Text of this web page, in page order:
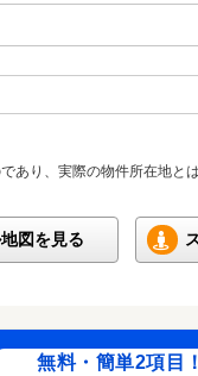
り、実際の物件所在地と
図を見る
無料・簡単2項目！